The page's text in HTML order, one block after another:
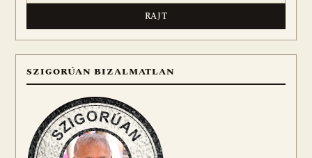
SZIGORÚAN BIZALMATLAN